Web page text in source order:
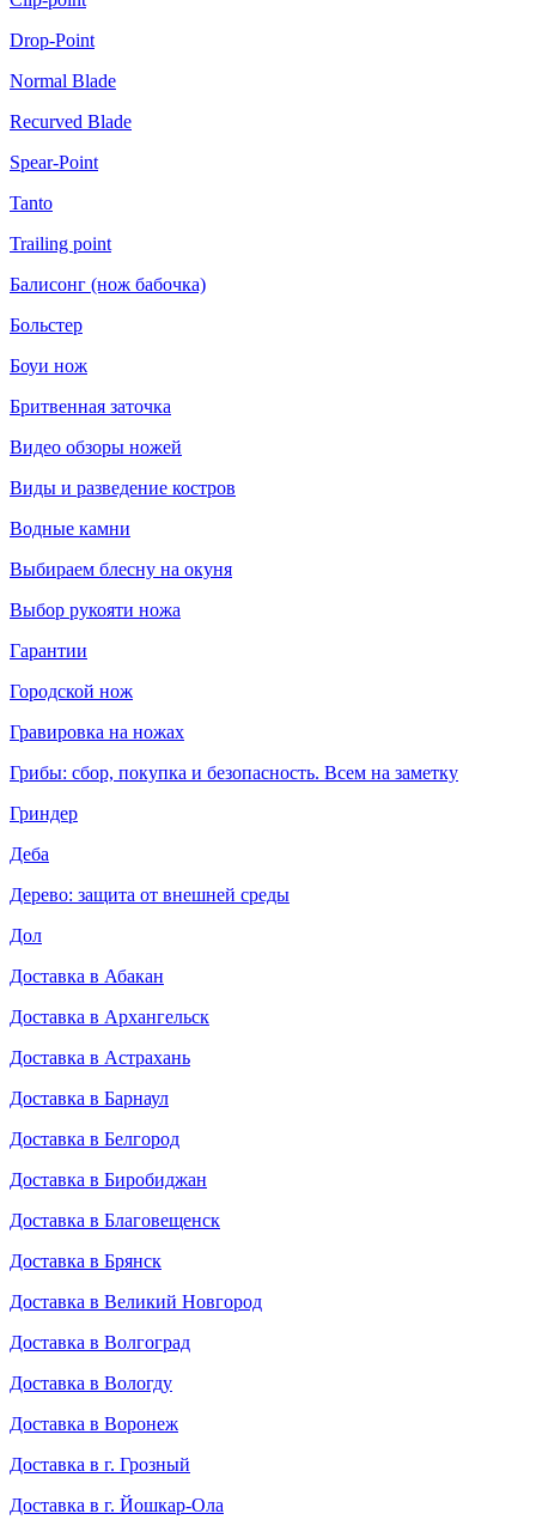
Drop-Point
Normal Blade
Recurved Blade
Spear-Point
Tanto
Trailing point
Балисонг (нож бабочка)
Больстер
Боуи нож
Бритвенная заточка
Видео обзоры ножей
Виды и разведение костров
Водные камни
Выбираем блесну на окуня
Выбор рукояти ножа
Гарантии
Городской нож
Гравировка на ножах
Грибы: сбор, покупка и безопасность. Всем на заметку
Гриндер
Деба
Дерево: защита от внешней среды
Дол
Доставка в Абакан
Доставка в Архангельск
Доставка в Астрахань
Доставка в Барнаул
Доставка в Белгород
Доставка в Биробиджан
Доставка в Благовещенск
Доставка в Брянск
Доставка в Великий Новгород
Доставка в Волгоград
Доставка в Вологду
Доставка в Воронеж
Доставка в г. Грозный
Доставка в г. Йошкар-Ола